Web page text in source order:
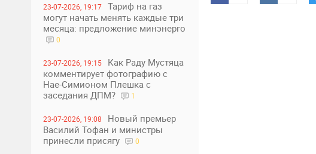
23-07-2026, 19:17
Тариф на газ
могут начать менять каждые три
месяца: предложение минэнерго
0
23-07-2026, 19:15
Как Раду Мустяца
комментирует фотографию с
Нае-Симионом Плешка с
заседания ДПМ?
1
23-07-2026, 19:08
Новый премьер
Василий Тофан и министры
принесли присягу
0